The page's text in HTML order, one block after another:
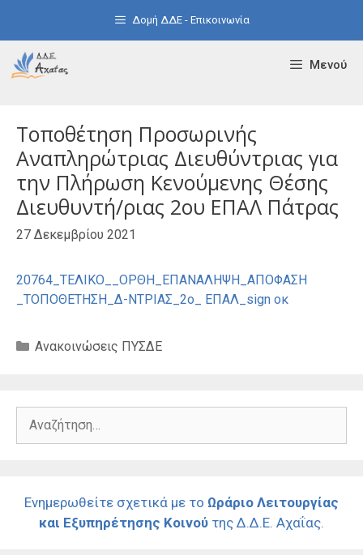
Δομή ΔΔΕ - Επικοινωνία
Μενού
Τοποθέτηση Προσωρινής
Αναπληρώτριας Διευθύντριας για
την Πλήρωση Κενούμενης Θέσης
Διευθυντή/ριας 2ου ΕΠΑΛ Πάτρας
27 Δεκεμβρίου 2021
20764_ΤΕΛΙΚΟ__ΟΡΘΗ_ΕΠΑΝΑΛΗΨΗ_ΑΠΟΦΑΣΗ
_ΤΟΠΟΘΕΤΗΣΗ_Δ-ΝΤΡΙΑΣ_2ο_ ΕΠΑΛ_sign οκ
Κατηγορίες
Ανακοινώσεις ΠΥΣΔΕ
Αναζήτηση
Ενημερωθείτε σχετικά με το Ωράριο Λειτουργίας
και Εξυπηρέτησης Κοινού της Δ.Δ.Ε. Αχαΐας.